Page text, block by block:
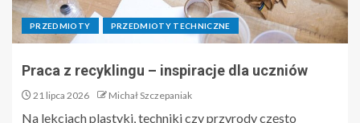
PRZEDMIOTY PRZEDMIOTY TECHNICZNE
Praca z recyklingu – inspiracje dla uczniów
21 lipca 2026 Michał Szczepaniak
Na lekcjach plastyki, techniki czy przyrody często